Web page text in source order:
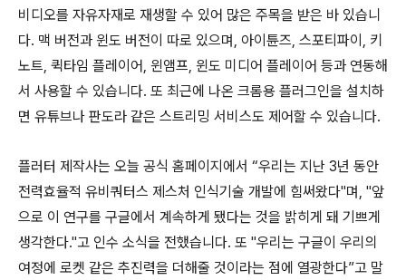
비디오를 자유자재로 재생할 수 있어 많은 주목을 받은 바 있습니
다. 맥 버전과 윈도 버전이 따로 있으며, 아이튠즈, 스포티파이, 키
노트, 퀵타임 플레이어, 윈앰프, 윈도 미디어 플레이어 등과 연동해
서 사용할 수 있습니다. 또 최근에 나온 크롬용 플러그인을 설치하
면 유튜브나 판도라 같은 스트리밍 서비스도 제어할 수 있습니다.
플러터 제작사는 오늘 공식 홈페이지에서 “우리는 지난 3년 동안
전력효율적 유비쿼터스 제스처 인식기술 개발에 힘써왔다"며, "앞
으로 이 연구를 구글에서 계속하게 됐다는 것을 밝히게 돼 기쁘게
생각한다."고 인수 소식을 전했습니다. 또 "우리는 구글이 우리의
여정에 로켓 같은 추진력을 더해줄 것이라는 점에 열광한다”고 말